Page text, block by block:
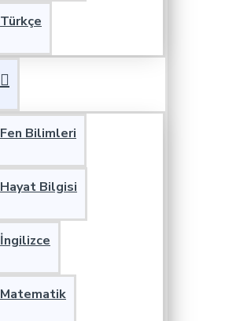
Türkçe
Fen Bilimleri
Hayat Bilgisi
İngilizce
Matematik